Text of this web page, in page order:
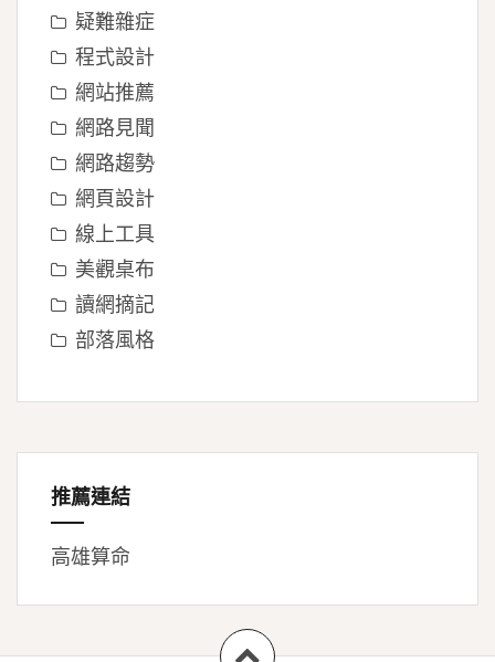
疑難雜症
程式設計
網站推薦
網路見聞
網路趨勢
網頁設計
線上工具
美觀桌布
讀網摘記
部落風格
推薦連結
高雄算命